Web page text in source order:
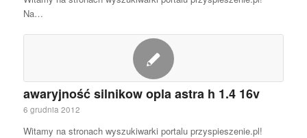
Na…
awaryjność silnikow opla astra h 1.4 16v
6 grudnia 2012
Witamy na stronach wyszukiwarki portalu przyspieszenie.pl!